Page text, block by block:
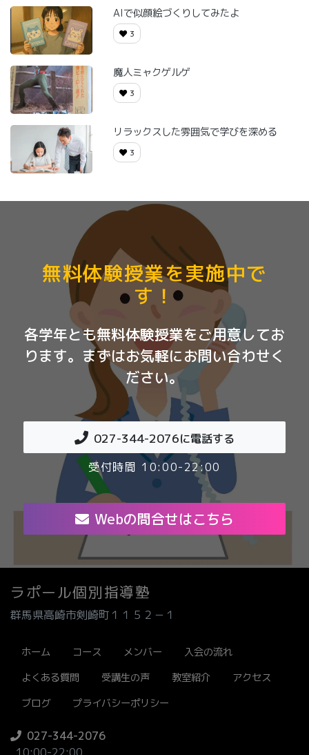
AIで似顔絵づくりしてみたよ
3
魔人ミャクゲルゲ
3
リラックスした雰囲気で学びを深める
3
無料体験授業を実施中で
す！
各学年とも無料体験授業をご用意してお
ります。まずはお気軽にお問い合わせく
ださい。
027-344-2076に電話する
受付時間 10:00-22:00
Webの問合せはこちら
ラポール個別指導塾
群馬県高崎市剣崎町１１５２－１
ホーム コース メンバー
入会の流れ
よくある質問
受講生の声 教室紹介
アクセス
ブログ
プライバシーポリシー
027-344-2076
10:00-22:00